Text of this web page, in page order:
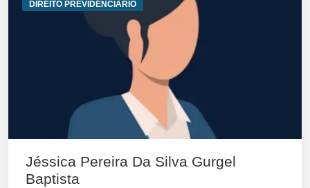
DIREITO PREVIDENCIÁRIO
Jéssica Pereira Da Silva Gurgel
Baptista